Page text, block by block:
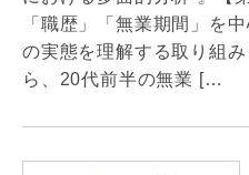
「職歴」「無業期間」を
の実態を理解する取り組
ら、20代前半の無業 […